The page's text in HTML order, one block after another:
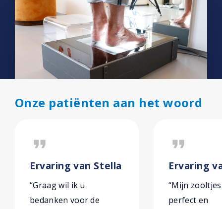
Onze patiënten aan het woord
format_quote
Ervaring van Stella
“Graag wil ik u
bedanken voor de
format_quote
Ervaring
“Mijn
perfect en